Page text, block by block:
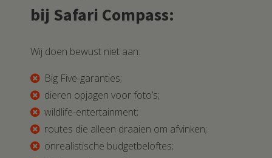
bij Safari Compass:
Wij doen bewust niet aan:
Big Five-garanties;
dieren opjagen voor foto’s;
wildlife-entertainment;
routes die alleen draaien om afvinken;
onrealistische budgetbeloftes;